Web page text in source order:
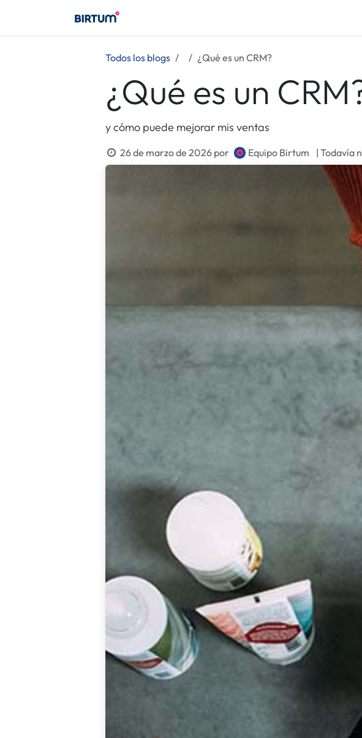
Todos los blogs ¿Qué es un CRM?
¿Qué es un
y cómo puede mejorar mis ventas
26 de marzo de 2026 por Equipo Birtum | Todavía